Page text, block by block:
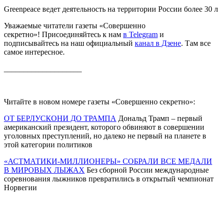
Greenpeace ведет деятельность на территории России более
Уважаемые читатели газеты «Совершенно
секретно»! Присоединяйтесь к нам в Telegram и
подписывайтесь на наш официальный канал в Дзене. Там все
самое интересное.
Читайте в новом номере газеты «Совершенно секретно»:
ОТ БЕРЛУСКОНИ ДО ТРАМПА Дональд Трамп – первый
американский президент, которого обвиняют в совершении
уголовных преступлений, но далеко не первый на планете в
этой категории политиков
«АСТМАТИКИ-МИЛЛИОНЕРЫ» СОБРАЛИ ВСЕ МЕДАЛИ
В МИРОВЫХ ЛЫЖАХ Без сборной России международные
соревнования лыжников превратились в открытый чемпионат
Норвегии